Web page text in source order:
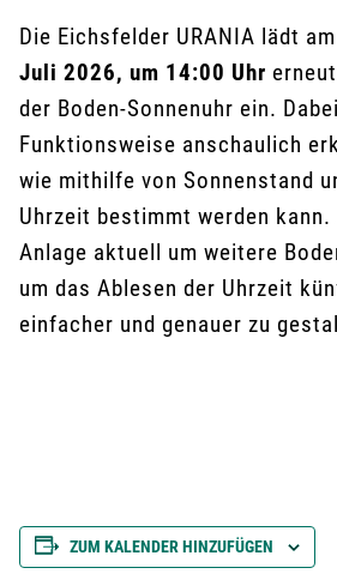
Die Eichsfelder URANIA lädt am
Juli 2026, um 14:00 Uhr
der Boden-Sonnenuhr ein.
Funktionsweise anschaulich
wie mithilfe von Sonnenstand
Uhrzeit bestimmt werden kann.
Anlage aktuell um weitere
um das Ablesen der Uhrzeit
einfacher und genauer zu
ZUM KALENDER HINZUFÜGEN